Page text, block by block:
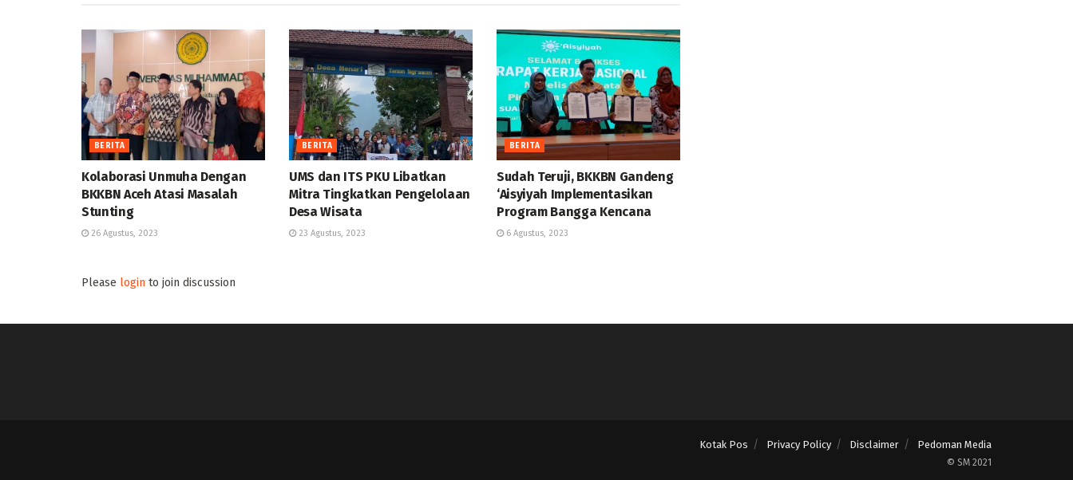
BERITA
Kolaborasi Unmuha Dengan
BKKBN Aceh Atasi Masalah
Stunting
26 Agustus, 2023
BERITA
UMS dan ITS PKU Libatkan
Mitra Tingkatkan Pengelolaan
Desa Wisata
23 Agustus, 2023
BERITA
Sudah Teruji, BKKBN Gandeng
‘Aisyiyah Implementasikan
Program Bangga Kencana
6 Agustus, 2023
Please login to join discussion
Kotak Pos Privacy Policy Disclaimer Pedoman Media
© SM 2021